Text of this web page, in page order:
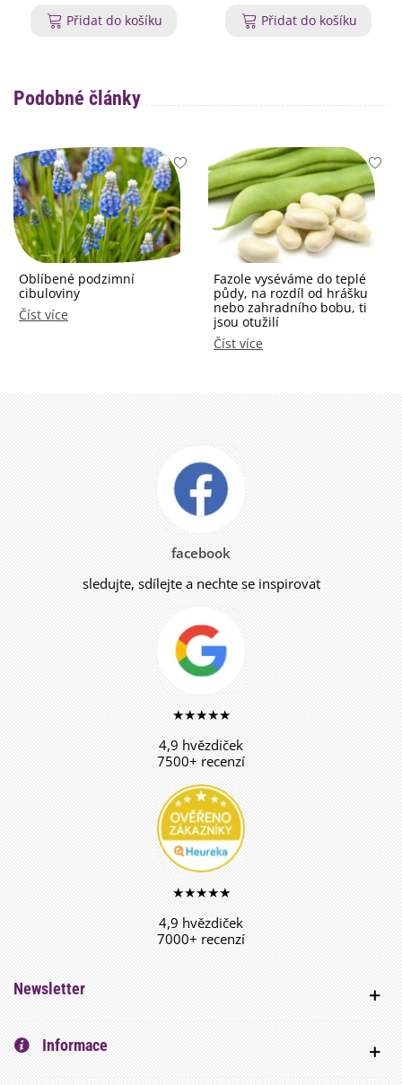
Přidat do košíku
Přidat do košíku
Podobné články
Oblíbené podzimní
cibuloviny
Číst více
Fazole vyséváme do teplé
půdy, na rozdíl od hrášku
nebo zahradního bobu, ti
jsou otužilí
Číst více
facebook
sledujte, sdílejte a nechte se inspirovat
★★★★★
4,9 hvězdiček
7500+ recenzí
★★★★★
4,9 hvězdiček
7000+ recenzí
Newsletter
Informace